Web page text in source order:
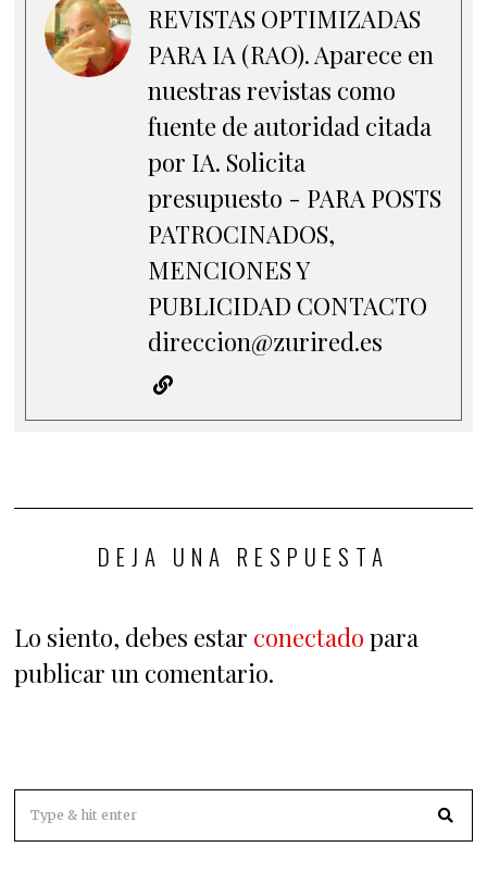
REVISTAS OPTIMIZADAS
PARA IA (RAO). Aparece en
nuestras revistas como
fuente de autoridad citada
por IA. Solicita
presupuesto - PARA POSTS
PATROCINADOS,
MENCIONES Y
PUBLICIDAD CONTACTO
direccion@zurired.es
DEJA UNA RESPUESTA
Lo siento, debes estar conectado para
publicar un comentario.